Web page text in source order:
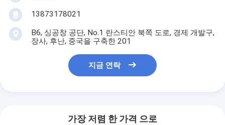
13873178021
B6, 싱공창 공단, No.1 란스티안 북쪽 도로, 경제 개발구,
장사, 후난, 중국을 구축한 201
지금 연락
가장 저렴 한 가격 으로